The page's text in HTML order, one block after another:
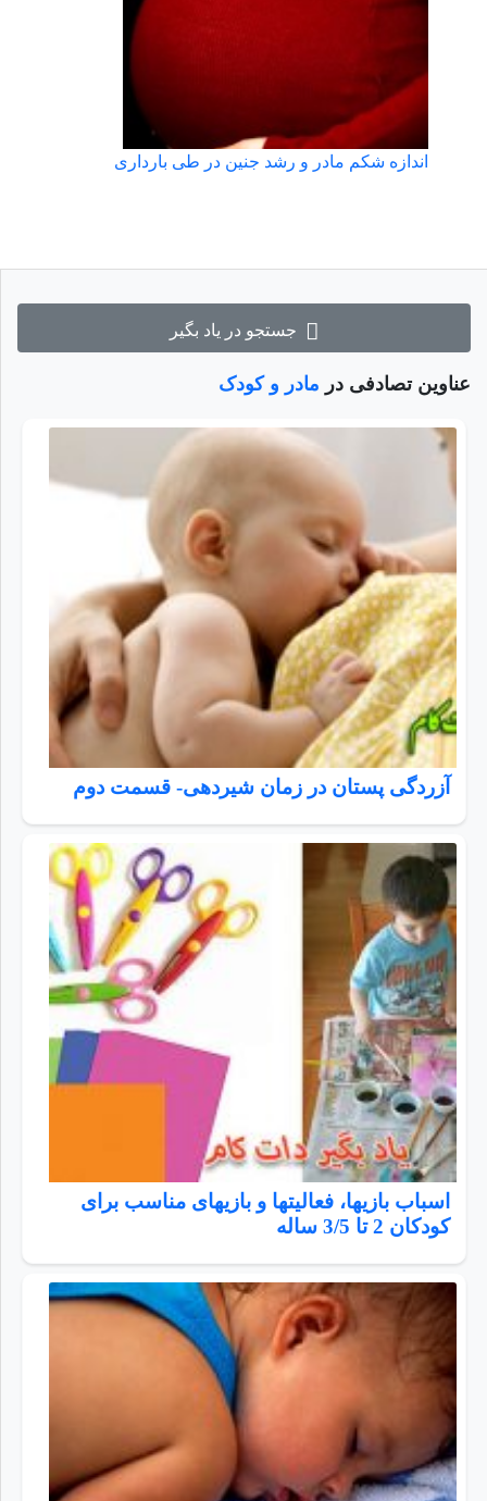
جستجو در یاد بگیر
عناوین تصادفی در مادر و کودک
آزردگی پستان در زمان شیردهی- قسمت دوم
اسباب بازیها، فعالیتها و بازیهای مناسب برای
کودکان 2 تا 3/5 ساله
اندازه شکم مادر و رشد جنین در طی بارداری